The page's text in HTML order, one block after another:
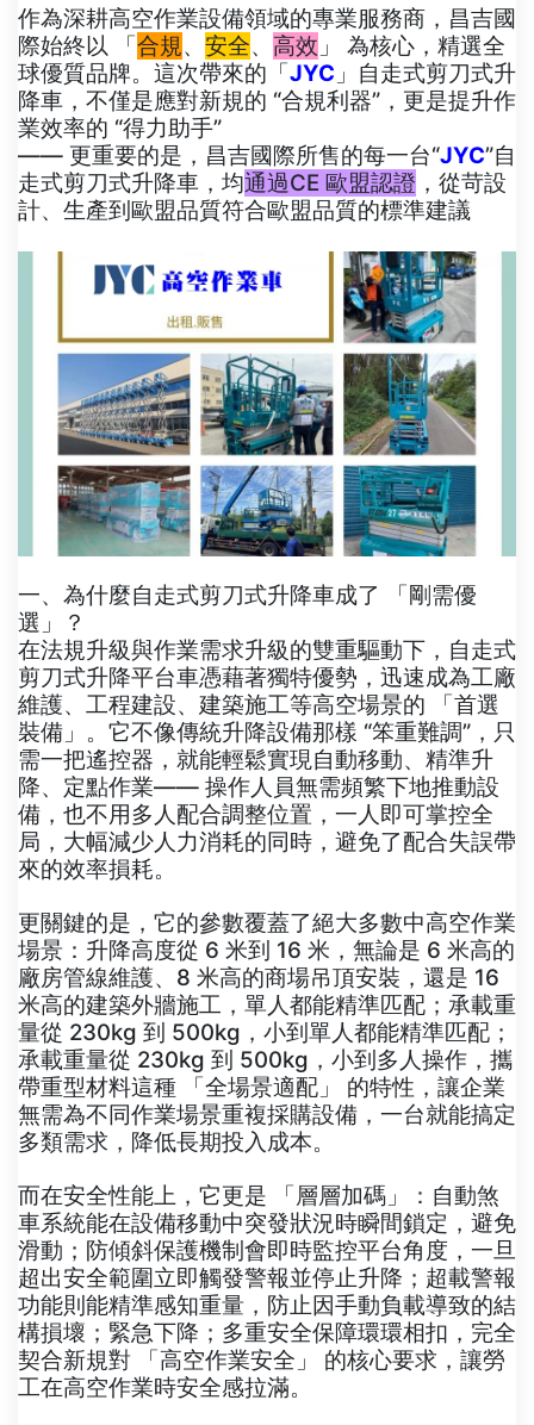
作為深耕高空作業設備領域的專業服務商，昌吉國
際始終以 「合規、 安全、 高效 」 為核心，精選全
球優質品牌。這次帶來的「JYC 」自走式剪刀式升
降車，不僅是應對新規的 “合規利器”，更是提升作
業效率的 “得力助手”
—— 更重要的是，昌吉國際所售的每一台“JYC”自
走式剪刀式升降車，均通過CE 歐盟認證 ，從苛設
計、生產到歐盟品質符合歐盟品質的標準建議
一、為什麼自走式剪刀式升降車成了 「剛需優
選」？
在法規升級與作業需求升級的雙重驅動下，自走式
剪刀式升降平台車憑藉著獨特優勢，迅速成為工廠
維護、工程建設、建築施工等高空場景的 「首選
裝備」。它不像傳統升降設備那樣 “笨重難調”，只
需一把遙控器，就能輕鬆實現自動移動、精準升
降、定點作業—— 操作人員無需頻繁下地推動設
備，也不用多人配合調整位置，一人即可掌控全
局，大幅減少人力消耗的同時，避免了配合失誤帶
來的效率損耗。
更關鍵的是，它的參數覆蓋了絕大多數中高空作業
場景：升降高度從 6 米到 16 米，無論是 6 米高的
廠房管線維護、8 米高的商場吊頂安裝，還是 16
米高的建築外牆施工，單人都能精準匹配；承載重
量從 230kg 到 500kg，小到單人都能精準匹配；
承載重量從 230kg 到 500kg，小到多人操作，攜
帶重型材料這種 「全場景適配」 的特性，讓企業
無需為不同作業場景重複採購設備，一台就能搞定
多類需求，降低長期投入成本。
而在安全性能上，它更是 「層層加碼」：自動煞
車系統能在設備移動中突發狀況時瞬間鎖定，避免
滑動；防傾斜保護機制會即時監控平台角度，一旦
超出安全範圍立即觸發警報並停止升降；超載警報
功能則能精準感知重量，防止因手動負載導致的結
構損壞；緊急下降；多重安全保障環環相扣，完全
契合新規對 「高空作業安全」 的核心要求，讓勞
工在高空作業時安全感拉滿。